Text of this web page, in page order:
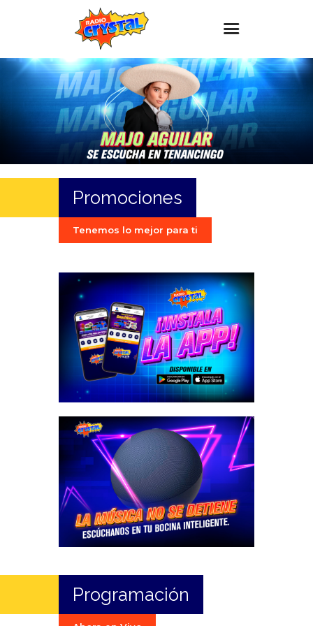
Inicio – Radio Crystal
Estaciones
Eventos
Promociones
Para ti
Contacto
Promociones
Tenemos lo mejor para ti
Programación